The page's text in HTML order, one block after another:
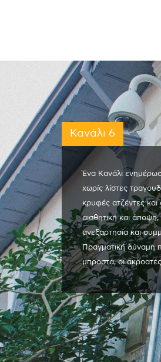
Κανάλι 6
Ένα Κανάλι
χωρίς λίστες
κρυφές ατζέντες
αισθητική και άποψη,
ανεξαρτησία και
Πραγματική δύναμη
μπροστά, οι